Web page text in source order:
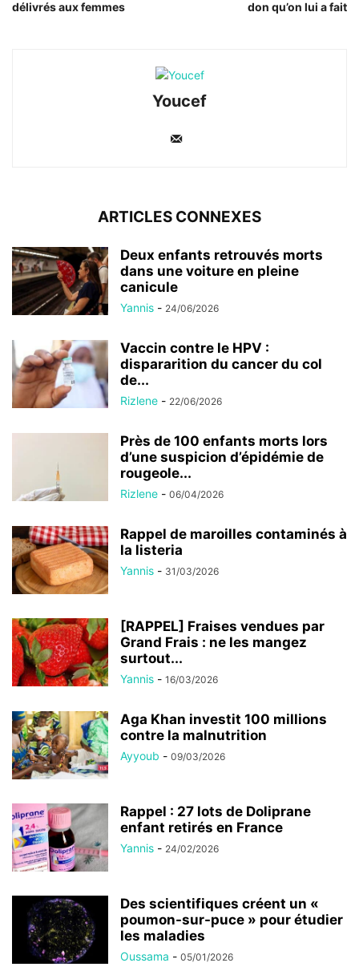
délivrés aux femmes
don qu’on lui a fait
Youcef
ARTICLES CONNEXES
Deux enfants retrouvés morts
dans une voiture en pleine
canicule
Yannis - 24/06/2026
Vaccin contre le HPV :
dispararition du cancer du col
de...
Rizlene - 22/06/2026
Près de 100 enfants morts lors
d’une suspicion d’épidémie de
rougeole...
Rizlene - 06/04/2026
Rappel de maroilles contaminés à
la listeria
Yannis - 31/03/2026
[RAPPEL] Fraises vendues par
Grand Frais : ne les mangez
surtout...
Yannis - 16/03/2026
Aga Khan investit 100 millions
contre la malnutrition
Ayyoub - 09/03/2026
Rappel : 27 lots de Doliprane
enfant retirés en France
Yannis - 24/02/2026
Des scientifiques créent un «
poumon-sur-puce » pour étudier
les maladies
Oussama - 05/01/2026